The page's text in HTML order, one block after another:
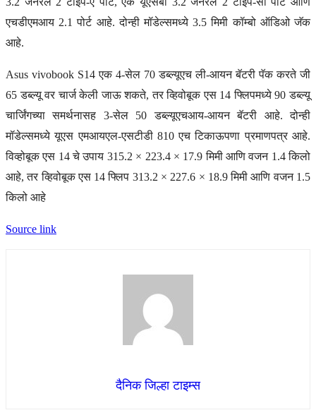
एचडीएमआय 2.1 पोर्ट आहे. दोन्ही मॉडेल्समध्ये 3.5 मिमी कॉम्बो ऑडिओ जॅक
आहे.
Asus vivobook S14 एक 4-सेल 70 डब्ल्यूएच ली-आयन बॅटरी पॅक करते जी
65 डब्ल्यू वर चार्ज केली जाऊ शकते, तर व्हिवोबूक एस 14 फ्लिपमध्ये 90 डब्ल्यू
चार्जिंगच्या समर्थनासह 3-सेल 50 डब्ल्यूएचआय-आयन बॅटरी आहे. दोन्ही
मॉडेल्समध्ये यूएस एमआयएल-एसटीडी 810 एच टिकाऊपणा प्रमाणपत्र आहे.
विव्होबूक एस 14 चे उपाय 315.2 × 223.4 × 17.9 मिमी आणि वजन 1.4 किलो
आहे, तर व्हिवोबूक एस 14 फ्लिप 313.2 × 227.6 × 18.9 मिमी आणि वजन 1.5
किलो आहे
Source link
दैनिक जिल्हा टाइम्स